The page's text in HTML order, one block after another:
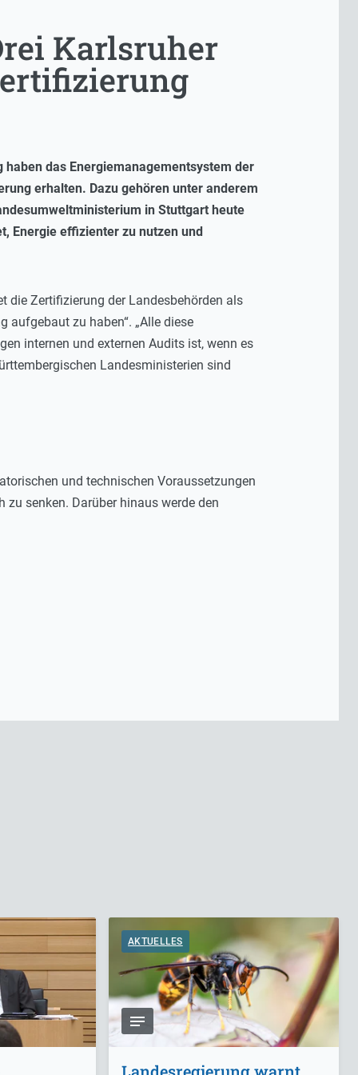
Karlsruher
das Energiemanagementsystem der
erhalten. Dazu gehören unter anderem
in Stuttgart heute
Energie effizienter zu nutzen und
die Zertifizierung der Landesbehörden als
aufgebaut zu haben“. „Alle diese
internen und externen Audits ist, wenn es
Landesministerien sind
und technischen Voraussetzungen
zu senken. Darüber hinaus werde den
AKTUELLES